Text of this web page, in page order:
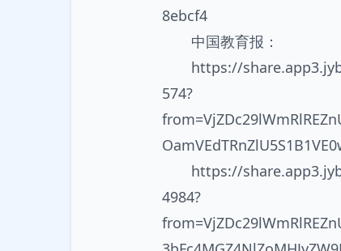
8ebcf4
中国教育报：
https://
574?
https://
4984?